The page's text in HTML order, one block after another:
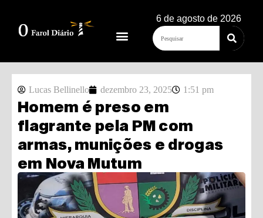
6 de agosto de 2026
Lucas Bellinello dezembro 23, 2025 1:51 pm
Homem é preso em
flagrante pela PM com
armas, munições e drogas
em Nova Mutum